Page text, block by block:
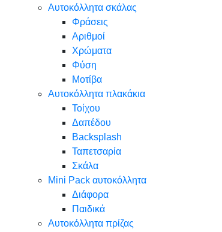
Αυτοκόλλητα σκάλας
Φράσεις
Αριθμοί
Χρώματα
Φύση
Μοτίβα
Αυτοκόλλητα πλακάκια
Τοίχου
Δαπέδου
Backsplash
Ταπετσαρία
Σκάλα
Mini Pack αυτοκόλλητα
Διάφορα
Παιδικά
Αυτοκόλλητα πρίζας